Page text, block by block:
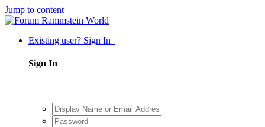
Jump to content
Existing user? Sign In
Sign In